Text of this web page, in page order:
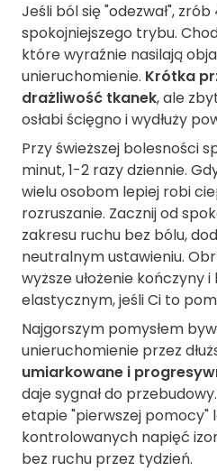
Jeśli ból się "odezwał",
spokojniejszego trybu.
które wyraźnie nasilają
unieruchomienie. Krótka
drażliwość tkanek, ale
osłabi ścięgno i wydłuży
Przy świeższej bolesności
minut, 1-2 razy dziennie.
wielu osobom lepiej robi
rozruszanie. Zacznij od
zakresu ruchu bez bólu,
neutralnym ustawieniu.
wyższe ułożenie kończyny
elastycznym, jeśli Ci to
Najgorszym pomysłem
unieruchomienie przez
umiarkowane i
daje sygnał do
etapie "pierwszej pomocy"
kontrolowanych napięć
bez ruchu przez tydzień.